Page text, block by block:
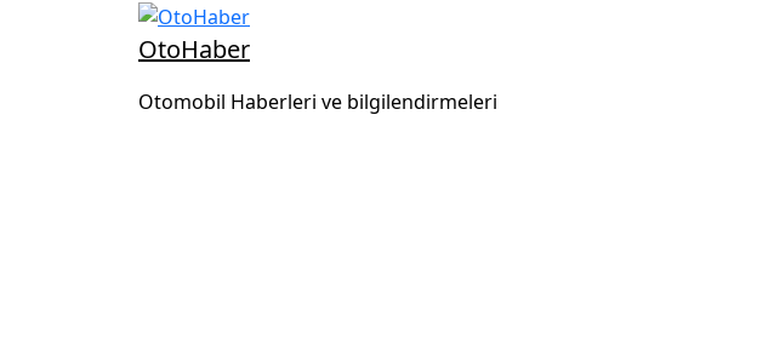
OtoHaber
Otomobil Haberleri ve bilgilendirmeleri